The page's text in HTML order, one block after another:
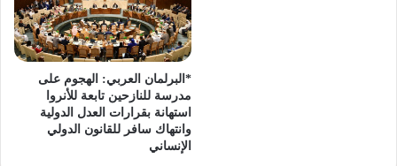
*البرلمان العربي: الهجوم على
مدرسة للنازحين تابعة للأنروا
استهانة بقرارات العدل الدولية
وانتهاك سافر للقانون الدولي
الإنساني